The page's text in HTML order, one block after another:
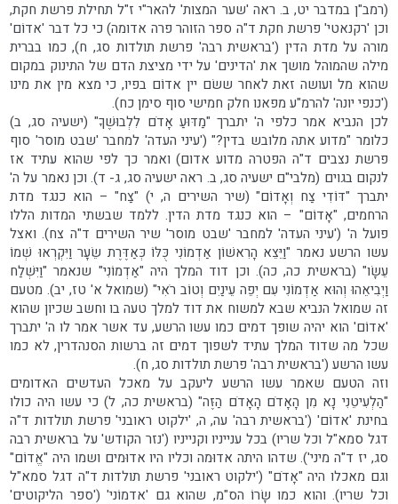
(רמב"ן במדבר יט, ב. ראה 'שער המצות' להאר"י ז"ל תחילת פרשת חקת,
וכן 'רקנאטי' פרשת חקת ד"ה ספר הזוהר פרה אדומה) כי כל דבר 'אדוֹם'
מורה על מדת הדין ('בראשית רבה' פרשת תולדות סג, ח), כמו בברית
מילה שהמוהל מושך את 'הדינים' על ידי מציצת הדם של התינוק במקום
שהוא מל ועושה זאת לאחר ששׂם יין אדוֹם בפיו, כי מצא מין את מינו
('כנפי יונה' להרמ"ע מפאנו חלק חמישי סוף סימן כח).
לכן הנביא אמר כלפי ה' יתברך "מַדּוּעַ אָדֹם לִלְבוּשֶׁךָ" (ישעיה סג, ב)
כלומר "מדוע אתה מלובש בדין?" ('עיני העדה' למחבר 'שבט מוסר' סוף
פרשת נצבים ד"ה הפטרה מדוע אדום) ואמר כך לפי שהוא עתיד אז
לנקום בגוים (מלבי"ם ישעיה סג, ב. ראה ישעיה סג, ג- ד). וכן נאמר על ה'
יתברך "דּוֹדִי צַח וְאָדוֹם" (שיר השירים ה, י) "צַח" – הוא כנגד מדת
הרחמים, "אָדוֹם" – הוא כנגד מדת הדין. ללמד שבשתי המדות הללו
פועל ה' ('עיני העדה' למחבר 'שבט מוסר' שיר השירים ד"ה צח). ואצל
עשו הרשע נאמר "וַיֵּצֵא הָרִאשׁוֹן אַדְמוֹנִי כֻּלּוֹ כְּאַדֶּרֶת שֵׂעָר וַיִּקְרְאוּ שְׁמוֹ
עֵשָׂו" (בראשית כה, כה). וכן דוד המלך היה "אַדְמוֹנִי" שנאמר "וַיִּשְׁלַח
וַיְבִיאֵהוּ וְהוּא אַדְמוֹנִי עִם יְפֵה עֵינַיִם וְטוֹב רֹאִי" (שמואל א' טז, יב). מטעם
זה שמואל הנביא שבא למשוח את דוד למלך טעה בו וחשב שכיון שהוא
'אדוֹם' הוא יהיה שופך דמים כמו עשו הרשע, עד אשר אמר לו ה' יתברך
שכל מה שדוד המלך עתיד לשפוך דמים זה ברשות הסנהדרין, לא כמו
עשו הרשע ('בראשית רבה' פרשת תולדות סג, ח).
וזה הטעם שאמר עשו הרשע ליעקב על מאכל העדשים האדומים
"הַלְעִיטֵנִי נָא מִן הָאָדֹם הָאָדֹם הַזֶּה" (בראשית כה, ל) כי עשו היה כולו
בחינת 'אדוֹם' ('בראשית רבה' עה, ה, 'ילקוט ראובני' פרשת תולדות ד"ה
דגל סמא"ל וכל שריו) בכל ענייניו וקנייניו ('נזר הקודש' על בראשית רבה
סג, יז ד"ה מיני'). שדהו היתה אדוּמה וכליו היו אדוּמים ושמו היה "אֱדוֹם"
וגם מאכלו היה "אָדֹם" ('ילקוט ראובני' פרשת תולדות ד"ה דגל סמא"ל
וכל שריו). והוא כמו שָׂרוֹ הס"מ, שהוא גם 'אדמוֹני' ('ספר הליקוטים'